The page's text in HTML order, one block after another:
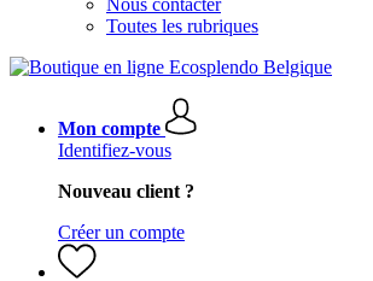
Nous contacter
Toutes les rubriques
Mon compte
Identifiez-vous
Nouveau client ?
Créer un compte